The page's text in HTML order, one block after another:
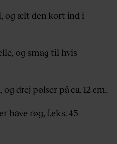
og ælt den kort ind i
og smag til hvis
drej pølser på ca. 12 cm.
have røg, f.eks. 45